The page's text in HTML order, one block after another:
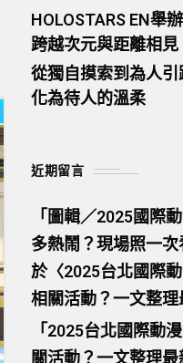
HOLOSTARS EN舉
跨越次元與距離相見
從獨自摸索到為人
化為待人的溫柔
近期留言
「圖輯／2025國際
多熱鬧？現場照一
於〈2025台北國際
相關活動？一文整
「2025台北國際動